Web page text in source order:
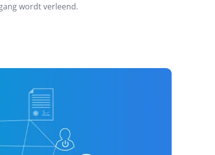
wordt verleend.